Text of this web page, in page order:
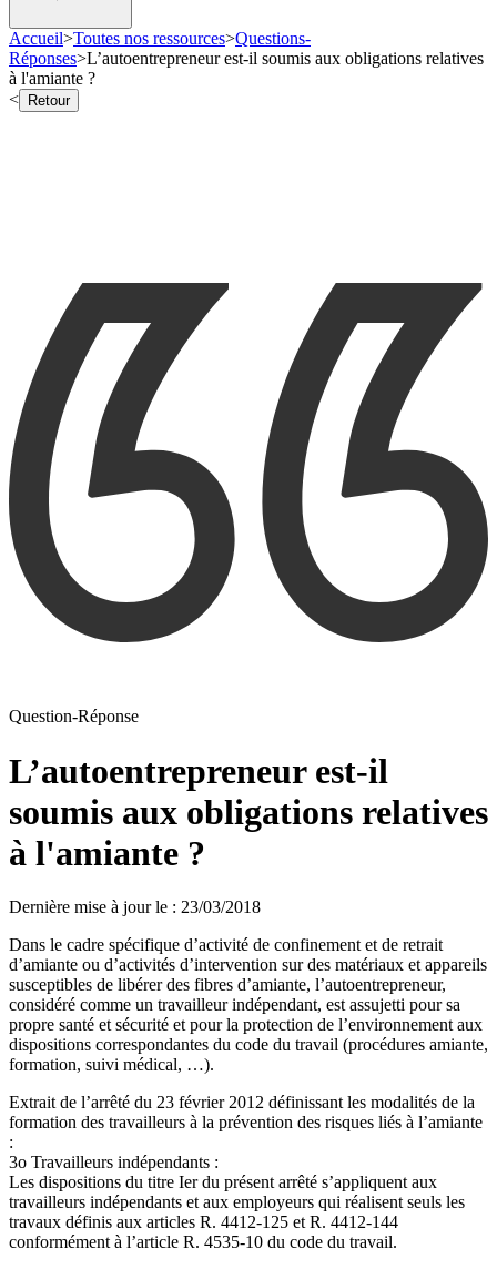
Accueil>Toutes nos ressources>Questions-
Réponses>L’autoentrepreneur est-il soumis aux obligations relatives
à l'amiante ?
<
Retour
Question-Réponse
L’autoentrepreneur est-il
soumis aux obligations relatives
à l'amiante ?
Dernière mise à jour le : 23/03/2018
Dans le cadre spécifique d’activité de confinement et de retrait
d’amiante ou d’activités d’intervention sur des matériaux et appareils
susceptibles de libérer des fibres d’amiante, l’autoentrepreneur,
considéré comme un travailleur indépendant, est assujetti pour sa
propre santé et sécurité et pour la protection de l’environnement aux
dispositions correspondantes du code du travail (procédures amiante,
formation, suivi médical, …).
Extrait de l’arrêté du 23 février 2012 définissant les modalités de la
formation des travailleurs à la prévention des risques liés à l’amiante
:
3o Travailleurs indépendants :
Les dispositions du titre Ier du présent arrêté s’appliquent aux
travailleurs indépendants et aux employeurs qui réalisent seuls les
travaux définis aux articles R. 4412-125 et R. 4412-144
conformément à l’article R. 4535-10 du code du travail.